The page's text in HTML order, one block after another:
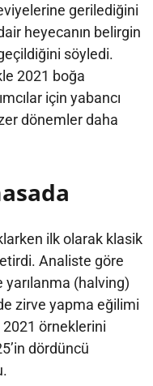
gerilediğini
heyecanın belirgin
söyledi.
2021 boğa
için yabancı
dönemler daha
ilk olarak klasik
Analiste göre
(halving)
zirve yapma eğilimi
örneklerini
dördüncü